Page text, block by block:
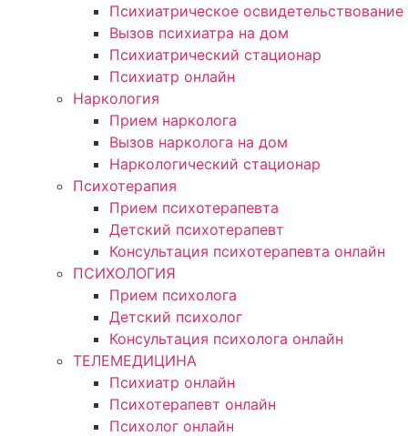
Психиатрическое освидетельствование
Вызов психиатра на дом
Психиатрический стационар
Психиатр онлайн
Наркология
Прием нарколога
Вызов нарколога на дом
Наркологический стационар
Психотерапия
Прием психотерапевта
Детский психотерапевт
Консультация психотерапевта онлайн
ПСИХОЛОГИЯ
Прием психолога
Детский психолог
Консультация психолога онлайн
ТЕЛЕМЕДИЦИНА
Психиатр онлайн
Психотерапевт онлайн
Психолог онлайн